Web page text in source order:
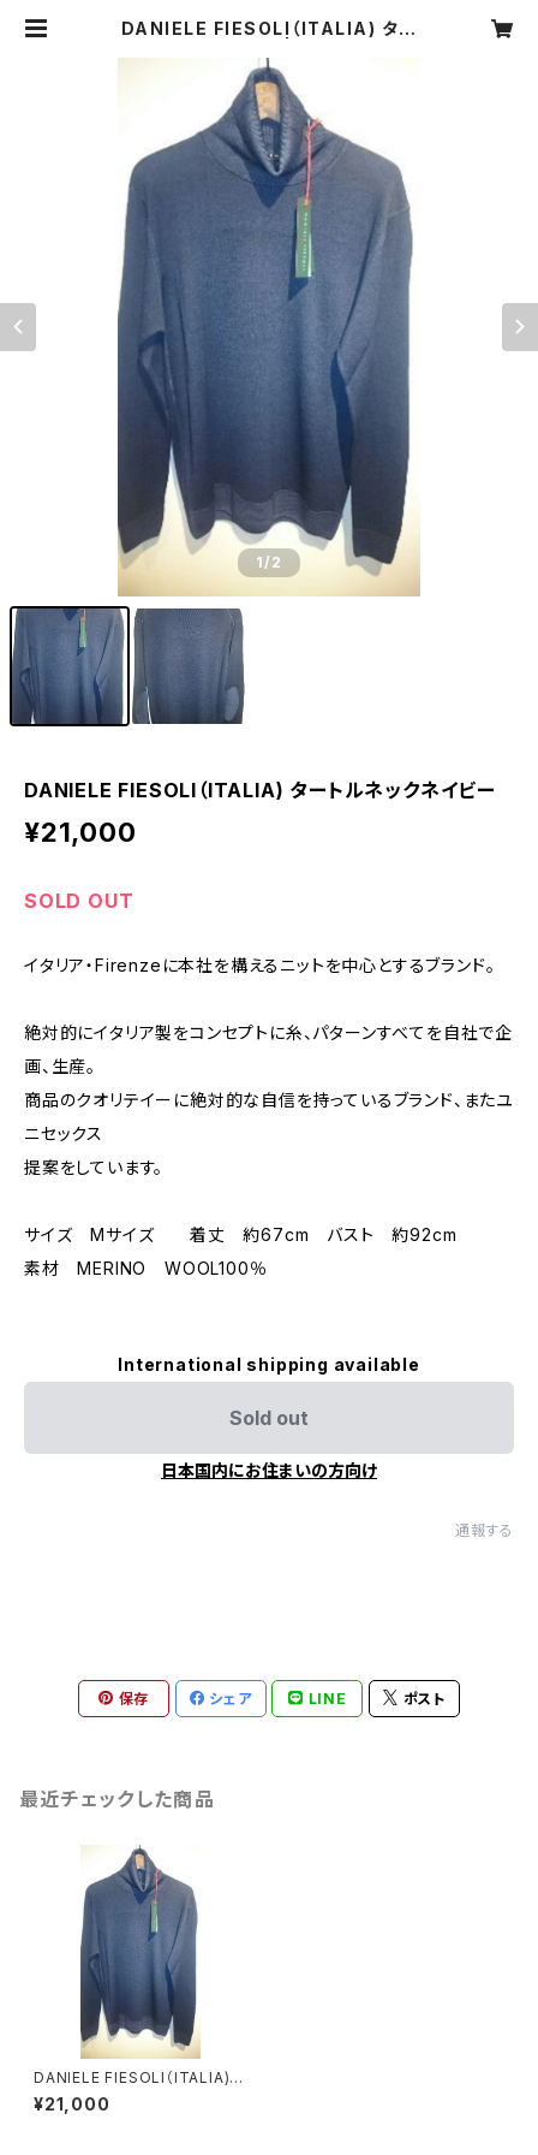
DANIELE FIESOLI（ITALIA) ター
KI
1/2
DANIELE FIESOLI（ITALIA) タートルネックネイビー
¥21,000
SOLD OUT
イタリア・Firenzeに本社を構えるニットを中心とするブランド。
絶対的にイタリア製をコンセプトに糸、パターンすべてを自社で企
画、生産。
商品のクオリテイーに絶対的な自信を持っているブランド、またユ
ニセックス
提案をしています。
サイズ Mサイズ 着丈 約67cm バスト 約92cm
素材 MERINO WOOL100％
International shipping available
Sold out
日本国内にお住まいの方向け
通報する
保存 シェア LINE ポスト
最近チェックした商品
DANIELE FIESOLI（ITALIA) タ
ートルネックネイビー
¥21,000